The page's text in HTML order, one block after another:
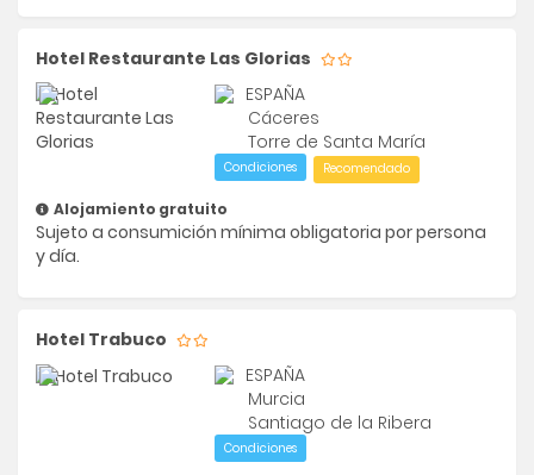
Hotel Restaurante Las Glorias
ESPAÑA
Cáceres
Torre de Santa María
Condiciones Recomendado
Alojamiento gratuito
Sujeto a consumición mínima obligatoria por persona
y día.
Hotel Trabuco
ESPAÑA
Murcia
Santiago de la Ribera
Condiciones